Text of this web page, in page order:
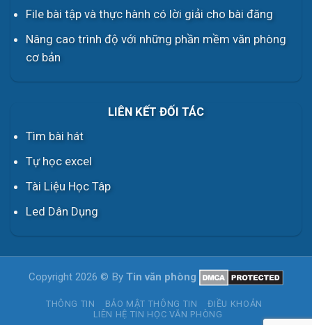
File bài tập và thực hành có lời giải cho bài đăng
Nâng cao trình độ với những phần mềm văn phòng
cơ bản
LIÊN KẾT ĐỐI TÁC
Tìm bài hát
Tự học excel
Tài Liệu Học Tâp
Led Dân Dụng
Copyright 2026 © By Tin văn phòng
THÔNG TIN BẢO MẬT THÔNG TIN
ĐIỀU KHOẢN
LIÊN HỆ TIN HỌC VĂN PHÒNG